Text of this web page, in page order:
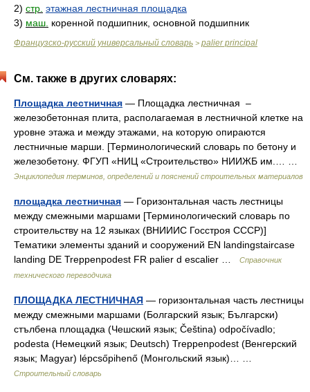
2) стр. этажная лестничная площадка
3) маш. коренной подшипник, основной подшипник
Французско-русский универсальный словарь > palier principal
См. также в других словарях:
Площадка лестничная — Площадка лестничная –
железобетонная плита, располагаемая в лестничной клетке на
уровне этажа и между этажами, на которую опираются
лестничные марши. [Терминологический словарь по бетону и
железобетону. ФГУП «НИЦ «Строительство» НИИЖБ им.… …
Энциклопедия терминов, определений и пояснений строительных материалов
площадка лестничная — Горизонтальная часть лестницы
между смежными маршами [Терминологический словарь по
строительству на 12 языках (ВНИИИС Госстроя СССР)]
Тематики элементы зданий и сооружений EN landingstaircase
landing DE Treppenpodest FR palier d escalier …
Справочник
технического переводчика
ПЛОЩАДКА ЛЕСТНИЧНАЯ — горизонтальная часть лестницы
между смежными маршами (Болгарский язык; Български)
стълбена площадка (Чешский язык; Čeština) odpočívadlo;
podesta (Немецкий язык; Deutsch) Treppenpodest (Венгерский
язык; Magyar) lépcsőpihenő (Монгольский язык)… …
Строительный словарь